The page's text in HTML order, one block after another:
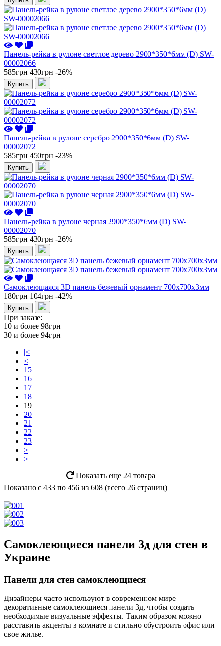
Панель-рейка в рулоне светлое дерево 2900*350*6мм (D) SW-
00002066
585грн 430грн -26%
Купить
Панель-рейка в рулоне серебро 2900*350*6мм (D) SW-
00002072
585грн 450грн -23%
Купить
Панель-рейка в рулоне черная 2900*350*6мм (D) SW-
00002070
585грн 430грн -26%
Купить
Самоклеющаяся 3D панель бежевый орнамент 700x700x3мм
180грн 104грн -42%
Купить
При заказе:
10 и более 98грн
30 и более 94грн
|<
<
15
16
17
18
19
20
21
22
23
>
>|
Показать еще 24 товара
Показано с 433 по 456 из 608 (всего 26 страниц)
Самоклеющиеся панели 3д для стен в
Украине
Панели для стен самоклеющиеся
Дизайнеры часто используют в современном мире
декоративные самоклеющиеся панели 3д, чтобы создать
необходимые визуальные эффекты. Таким образом можно
расставить акценты в комнате и стильно обустроить офис или
свое жилье.